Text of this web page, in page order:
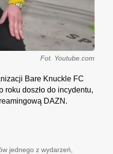
Fot. Youtube.com
Bare Knuckle FC
roku doszło do incydentu,
DAZN.
jednego z wydarzeń,